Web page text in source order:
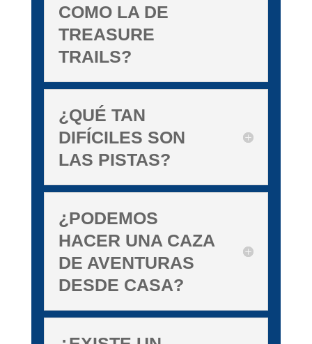
COMO LA DE
TREASURE
TRAILS?
¿QUÉ TAN
DIFÍCILES SON
LAS PISTAS?
¿PODEMOS
HACER UNA CAZA
DE AVENTURAS
DESDE CASA?